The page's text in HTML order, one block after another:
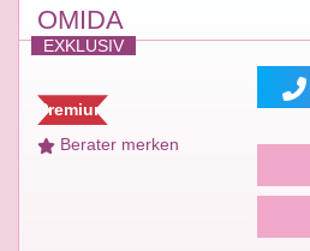
OMIDA
EXKLUSIV
Premium
Berater merken